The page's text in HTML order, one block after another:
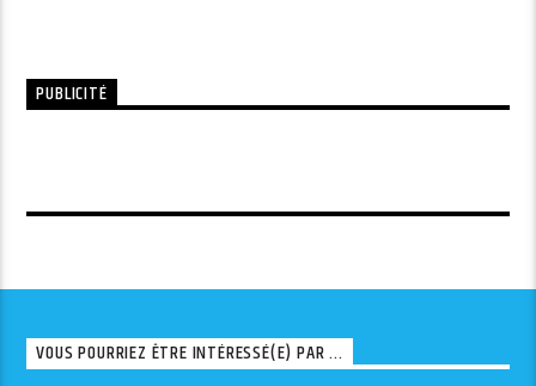
PUBLICITÉ
VOUS POURRIEZ ÊTRE INTÉRESSÉ(E) PAR ...